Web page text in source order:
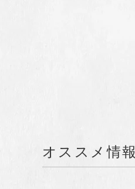
オススメ情報